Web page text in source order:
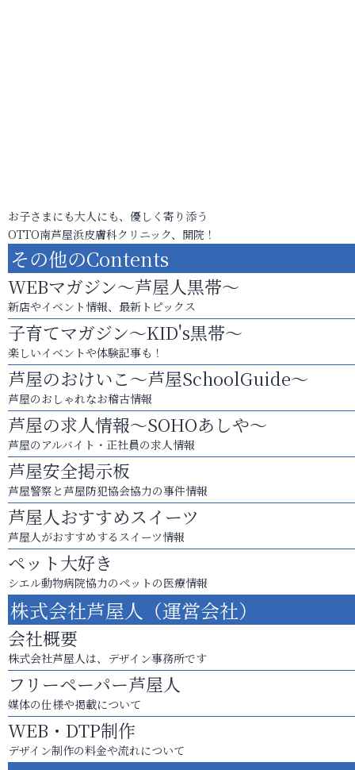
お子さまにも大人にも、優しく寄り添う
OTTO南芦屋浜皮膚科クリニック、開院！
その他のContents
WEBマガジン～芦屋人黒帯～
新店やイベント情報、最新トピックス
子育てマガジン～KID's黒帯～
楽しいイベントや体験記事も！
芦屋のおけいこ～芦屋SchoolGuide～
芦屋のおしゃれなお稽古情報
芦屋の求人情報～SOHOあしや～
芦屋のアルバイト・正社員の求人情報
芦屋安全掲示板
芦屋警察と芦屋防犯協会協力の事件情報
芦屋人おすすめスイーツ
芦屋人がおすすめするスイーツ情報
ペット大好き
シエル動物病院協力のペットの医療情報
株式会社芦屋人（運営会社）
会社概要
株式会社芦屋人は、デザイン事務所です
フリーペーパー芦屋人
媒体の仕様や掲載について
WEB・DTP制作
デザイン制作の料金や流れについて